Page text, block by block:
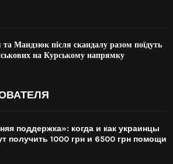
та Мандзюк після скандалу разом поїдуть
на Курському напрямку
поддержка»: когда и как украинцы
получить 1000 грн и 6500 грн помощи